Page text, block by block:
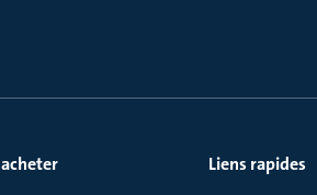
Liens rapides